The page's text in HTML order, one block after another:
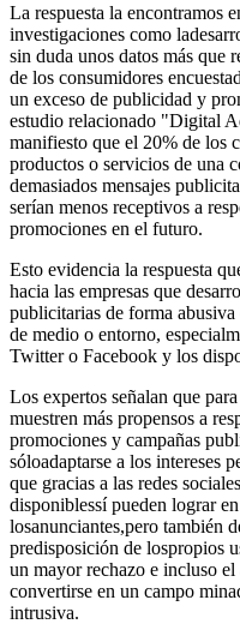
La respuesta la encontramos
investigaciones como
sin duda unos datos más que
de los consumidores
un exceso de publicidad y
estudio relacionado "Digital
manifiesto que el 20% de los
productos o servicios de una
demasiados mensajes
serían menos receptivos a
promociones en el futuro.
Esto evidencia la respuesta
hacia las empresas que
publicitarias de forma
de medio o entorno,
Twitter o Facebook y los
Los expertos señalan que
muestren más propensos a
promociones y campañas
sóloadaptarse a los intereses
que gracias a las redes
disponiblessí pueden lograr
losanunciantes,pero también
predisposición de lospropios
un mayor rechazo e incluso el
convertirse en un campo
intrusiva.